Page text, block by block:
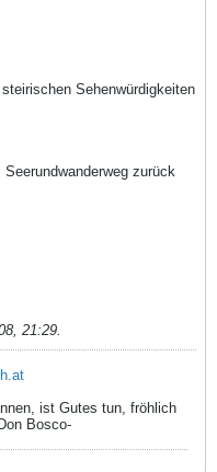
Sehenwürdigkeiten
zurück
21:29.
ist Gutes tun, fröhlich
Bosco-